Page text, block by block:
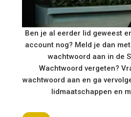
Ben je al eerder lid geweest
account nog? Meld je dan
wachtwoord aan in de
Wachtwoord vergeten?
wachtwoord aan en ga
lidmaatschappen en